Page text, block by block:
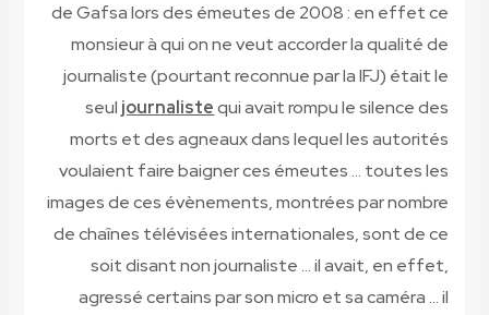
de Gafsa lors des émeutes de
monsieur à qui on ne veut
journaliste (pourtant reconnue par
seuljournalistequi avait rompu
morts et des agneaux dans
voulaient faire baigner ces
images de ces évènements,
de chaînes télévisées
soit disant non journaliste … il
agressé certains par son micro et